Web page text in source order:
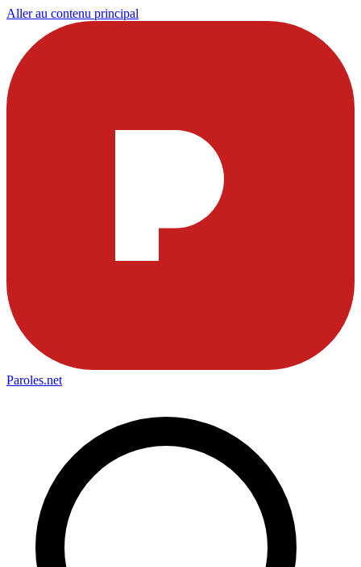
Aller au contenu principal
Paroles.net